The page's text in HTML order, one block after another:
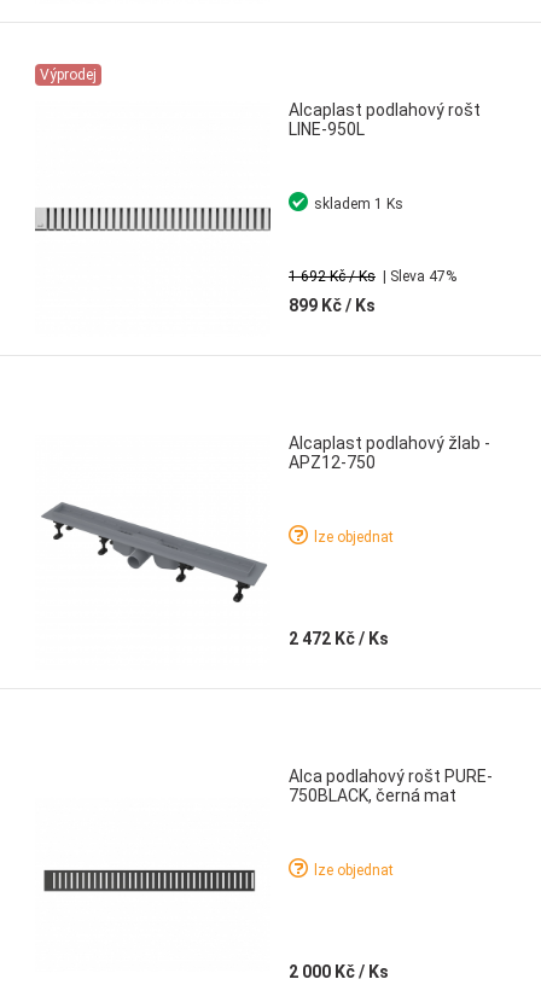
Výprodej
Alcaplast podlahový rošt
LINE-950L
1 692 Kč/ Ks | Sleva 47%
899 Kč/ Ks
skladem 1 Ks
Alcaplast podlahový žlab -
APZ12-750
2 472 Kč/ Ks
lze objednat
Alca podlahový rošt PURE-
750BLACK, černá mat
2 000 Kč/ Ks
lze objednat